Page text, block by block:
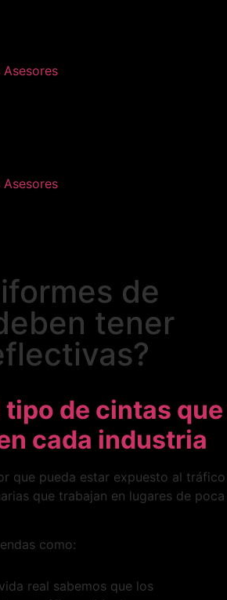
de
tener
tipo de cintas que
cada industria
que pueda estar expuesto al tráfico
que trabajan en lugares de poca
como:
real sabemos que los